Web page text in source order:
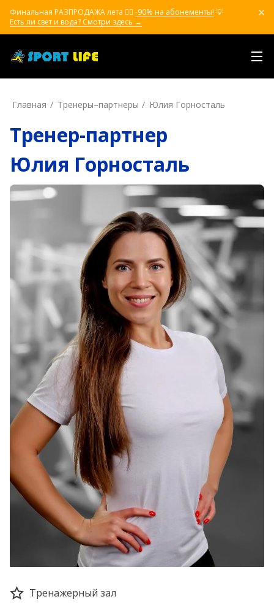
Финальная РАЗПРОДАЖА лета ❤️‍🔥 -90% на абонементы! 💡
Есть ли свет и вода? Смотри здесь →
Главная Тренеры–пapтнepы Юлия Горносталь
Тренер-партнер
Юлия Горносталь
Тренажерный зал